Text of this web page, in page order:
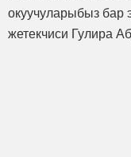
окуучуларыбыз бар
жетекчиси Гулира